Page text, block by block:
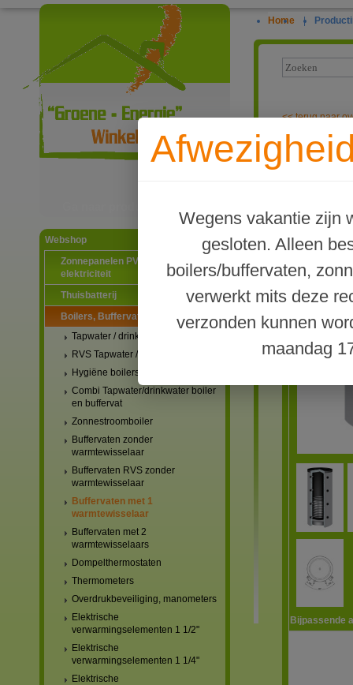
Webshop
Zonnepanelen PV-systemen
elektriciteit
Thuisbatterij
Boilers, Buffervaten en toebehoren
Tapwater / drinkwater boilers
RVS Tapwater / drinkwater boilers
Hygiëne boilers
Combi Tapwater/drinkwater boiler
en buffervat
Zonnestroomboiler
Buffervaten zonder
warmtewisselaar
Buffervaten RVS zonder
warmtewisselaar
Buffervaten met 1
warmtewisselaar
Buffervaten met 2
warmtewisselaars
Dompelthermostaten
Thermometers
Overdrukbeveiliging, manometers
Elektrische
verwarmingselementen 1 1/2"
Elektrische
verwarmingselementen 1 1/4"
Elektrische
Home |
Wegens vakantie zijn
gesloten. Alleen
boilers/buffervaten,
verwerkt mits deze
verzonden kunnen
maandag
<<terug naar
TWL Type
Bijpassende